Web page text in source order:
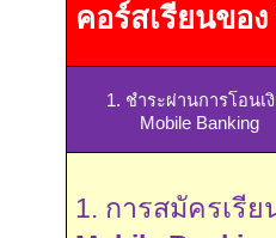
คอร์สเรียนของ
1. ชำระผ่านการโอนเ
Mobile Banking
1. การสมัครเรี